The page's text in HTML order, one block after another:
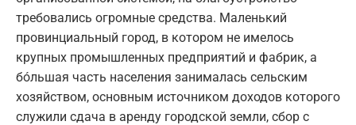
требовались огромные средства. Маленький
провинциальный город, в котором не имелось
крупных промышленных предприятий и фабрик, а
бóльшая часть населения занималась сельским
хозяйством, основным источником доходов которого
служили сдача в аренду городской земли, сбор с